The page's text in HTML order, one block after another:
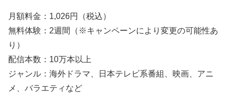
月額料金：1,026円（税込）
無料体験：2週間（※キャンペーンにより変更の可能性あ
り）
配信本数：10万本以上
ジャンル：海外ドラマ、日本テレビ系番組、映画、アニ
メ、バラエティなど